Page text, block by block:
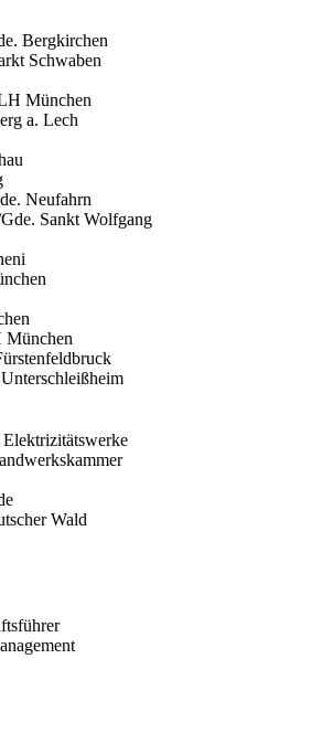
Bergkirchen
Schwaben
München
a. Lech
Neufahrn
Sankt Wolfgang
Wald